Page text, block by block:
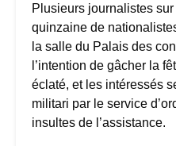
Plusieurs journalistes
quinzaine de
la salle du Palais des
l’intention de gâcher la
éclaté, et les intéressés
militari par le service
insultes de l’assistance.